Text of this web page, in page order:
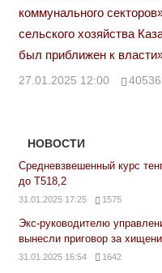
коммунального
сельского хозяйства
был приближен к
27.01.2025 12:00 40536
НОВОСТИ
Средневзвешенный курс
до Т518,2
31.01.2025 17:25 1575
Экс-руководителю
вынесли приговор за
31.01.2025 16:54 1642